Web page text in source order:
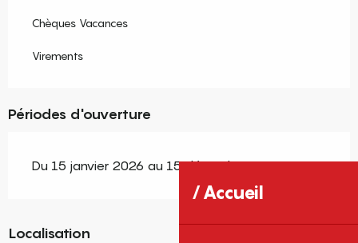
Accueil
Chèques Vacances
Virements
Périodes d'ouverture
Du 15 janvier 2026 au 15 décembre 2026
Localisation